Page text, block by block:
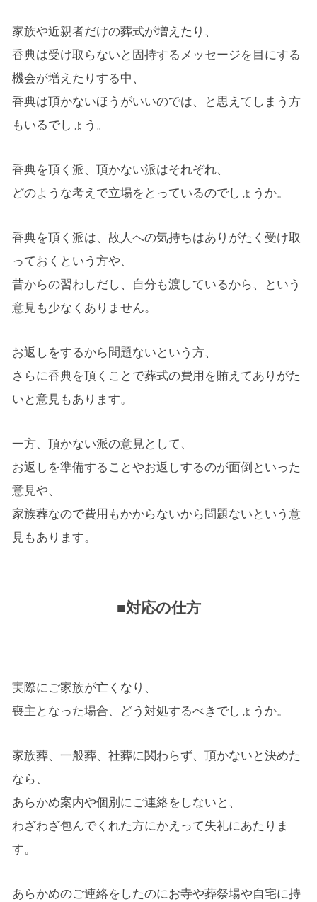
家族や近親者だけの葬式が増えたり、
香典は受け取らないと固持するメッセージを目にする
機会が増えたりする中、
香典は頂かないほうがいいのでは、と思えてしまう方
もいるでしょう。
香典を頂く派、頂かない派はそれぞれ、
どのような考えで立場をとっているのでしょうか。
香典を頂く派は、故人への気持ちはありがたく受け取
っておくという方や、
昔からの習わしだし、自分も渡しているから、という
意見も少なくありません。
お返しをするから問題ないという方、
さらに香典を頂くことで葬式の費用を賄えてありがた
いと意見もあります。
一方、頂かない派の意見として、
お返しを準備することやお返しするのが面倒といった
意見や、
家族葬なので費用もかからないから問題ないという意
見もあります。
■対応の仕方
実際にご家族が亡くなり、
喪主となった場合、どう対処するべきでしょうか。
家族葬、一般葬、社葬に関わらず、頂かないと決めた
なら、
あらかめ案内や個別にご連絡をしないと、
わざわざ包んでくれた方にかえって失礼にあたりま
す。
あらかめのご連絡をしたのにお寺や葬祭場や自宅に持